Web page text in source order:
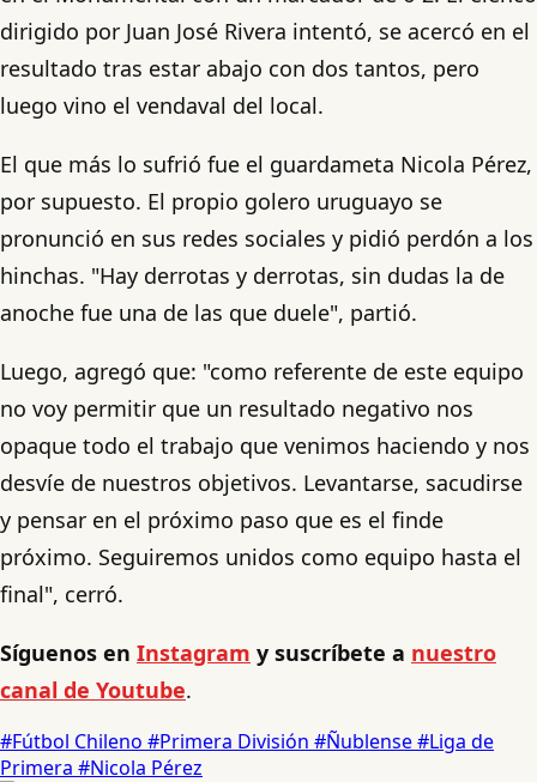
dirigido por Juan José Rivera intentó, se acercó en el
resultado tras estar abajo con dos tantos, pero
luego vino el vendaval del local.
El que más lo sufrió fue el guardameta Nicola Pérez,
por supuesto. El propio golero uruguayo se
pronunció en sus redes sociales y pidió perdón a los
hinchas. "Hay derrotas y derrotas, sin dudas la de
anoche fue una de las que duele", partió.
Luego, agregó que: "como referente de este equipo
no voy permitir que un resultado negativo nos
opaque todo el trabajo que venimos haciendo y nos
desvíe de nuestros objetivos. Levantarse, sacudirse
y pensar en el próximo paso que es el finde
próximo. Seguiremos unidos como equipo hasta el
final", cerró.
Síguenos en Instagram y suscríbete a nuestro
canal de Youtube.
#Fútbol Chileno #Primera División #Ñublense#Liga de
Primera #Nicola Pérez